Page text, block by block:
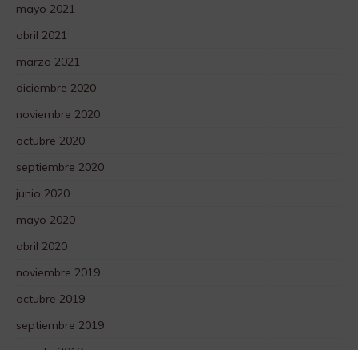
mayo 2021
abril 2021
marzo 2021
diciembre 2020
noviembre 2020
octubre 2020
septiembre 2020
junio 2020
mayo 2020
abril 2020
noviembre 2019
octubre 2019
septiembre 2019